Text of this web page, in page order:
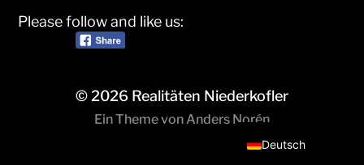
Please follow and like us:
© 2026 Realitäten Niederkofler
Ein Theme von Anders Norén
Deutsch
Italiano